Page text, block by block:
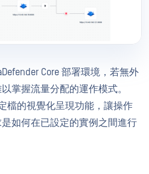
Core 部署環境，若無外
掌握流量分配的運作模式。
檔的視覺化呈現功能，讓操作
如何在已設定的實例之間進行